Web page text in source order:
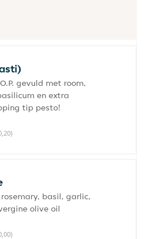
gevuld met room,
en extra
tip pesto!
basil, garlic,
olive oil